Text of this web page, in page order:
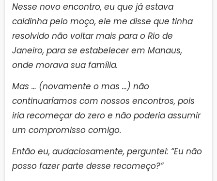
Nesse novo encontro, eu que já estava
caidinha pelo moço, ele me disse que tinha
resolvido não voltar mais para o Rio de
Janeiro, para se estabelecer em Manaus,
onde morava sua família.
Mas … (novamente o mas …) não
continuaríamos com nossos encontros, pois
iria recomeçar do zero e não poderia assumir
um compromisso comigo.
Então eu, audaciosamente, perguntei: “Eu não
posso fazer parte desse recomeço?”